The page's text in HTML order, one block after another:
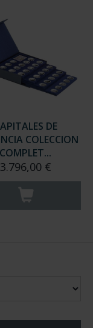
DE
COLECCION
COMPLET...
3.796,00 €